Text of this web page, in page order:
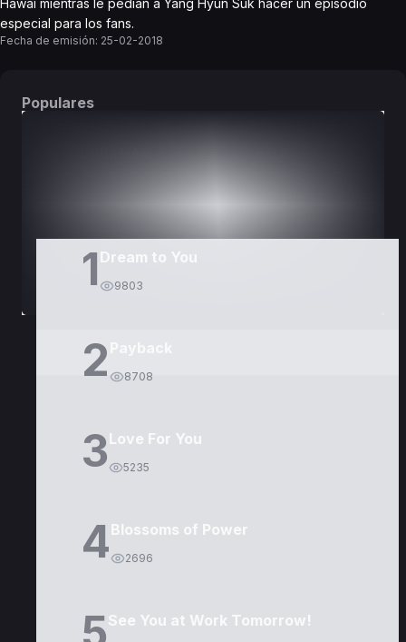
Hawai mientras le pedían a Yang Hyun Suk hacer un episodio
especial para los fans.
Fecha de emisión: 25-02-2018
Populares
1 Dream to You
9803
2 8708
3Love For You
5235
4Blossoms of Power
2696
See You at Work Tomorrow!